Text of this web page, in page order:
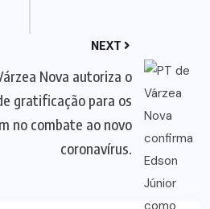
NEXT
Nova autoriza o
gratificação para os
no combate ao novo
coronavírus.